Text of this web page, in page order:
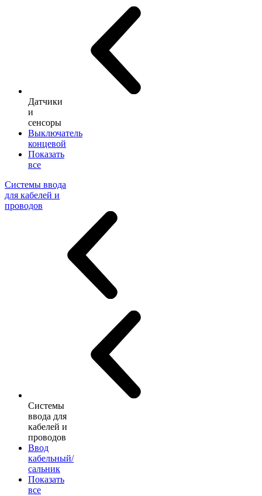
Датчики
и
сенсоры
Выключатель
концевой
Показать
все
Системы ввода
для кабелей и
проводов
Системы
ввода для
кабелей и
проводов
Ввод
кабельный/
сальник
Показать
все